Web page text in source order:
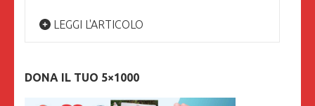
LEGGI L'ARTICOLO
DONA IL TUO 5×1000